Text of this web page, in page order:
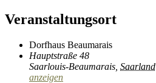
Veranstaltungsort
Dorfhaus Beaumarais
Hauptstraße 48
Saarlouis-Beaumarais Saarland
anzeigen